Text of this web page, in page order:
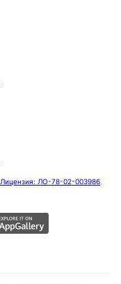
Лицензия: ЛО-78-02-003986,